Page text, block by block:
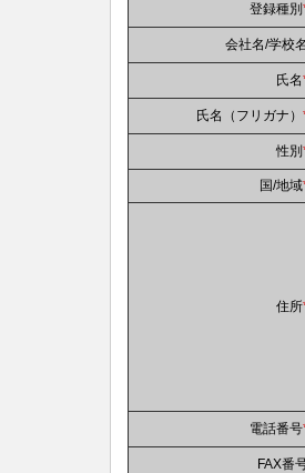
登録種別
会社名/学校名
氏名
氏名（フリガナ）
性別
国/地域
住所
電話番号
FAX番